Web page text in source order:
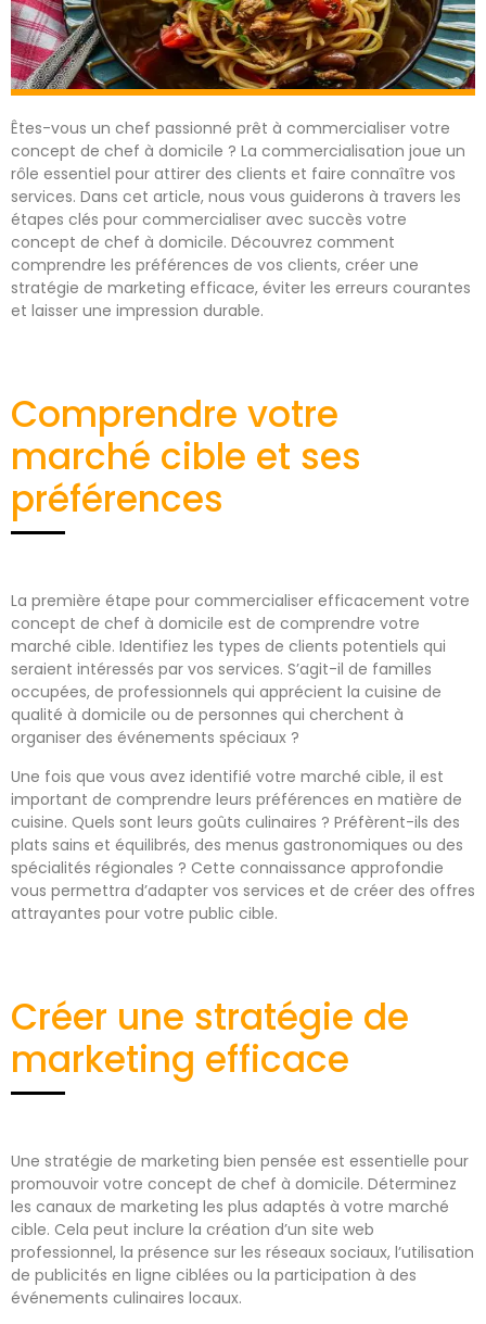
Êtes-vous un chef passionné prêt à commercialiser votre
concept de chef à domicile ? La commercialisation joue un
rôle essentiel pour attirer des clients et faire connaître vos
services. Dans cet article, nous vous guiderons à travers les
étapes clés pour commercialiser avec succès votre
concept de chef à domicile. Découvrez comment
comprendre les préférences de vos clients, créer une
stratégie de marketing efficace, éviter les erreurs courantes
et laisser une impression durable.
Comprendre votre
marché cible et ses
préférences
La première étape pour commercialiser efficacement votre
concept de chef à domicile est de comprendre votre
marché cible. Identifiez les types de clients potentiels qui
seraient intéressés par vos services. S’agit-il de familles
occupées, de professionnels qui apprécient la cuisine de
qualité à domicile ou de personnes qui cherchent à
organiser des événements spéciaux ?
Une fois que vous avez identifié votre marché cible, il est
important de comprendre leurs préférences en matière de
cuisine. Quels sont leurs goûts culinaires ? Préfèrent-ils des
plats sains et équilibrés, des menus gastronomiques ou des
spécialités régionales ? Cette connaissance approfondie
vous permettra d’adapter vos services et de créer des offres
attrayantes pour votre public cible.
Créer une stratégie de
marketing efficace
Une stratégie de marketing bien pensée est essentielle pour
promouvoir votre concept de chef à domicile. Déterminez
les canaux de marketing les plus adaptés à votre marché
cible. Cela peut inclure la création d’un site web
professionnel, la présence sur les réseaux sociaux, l’utilisation
de publicités en ligne ciblées ou la participation à des
événements culinaires locaux.